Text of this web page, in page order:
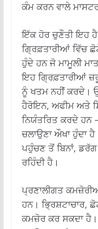
ਕੰਮ ਕਰਨ ਵਾਲੇ
ਇੱਕ ਹੋਰ ਚੁਣੌਤੀ ਇਹ ਹੈ
ਗ੍ਰਿਫ਼ਤਾਰੀਆਂ ਵਿੱਚ
ਹੁੰਦੇ ਹਨ ਜੋ ਮਾਮੂਲੀ
ਇਹ ਗ੍ਰਿਫ਼ਤਾਰੀਆਂ
ਨੂੰ ਖਤਮ ਨਹੀਂ ਕਰਦੇ।
ਹੈਰੋਇਨ, ਅਫੀਮ ਅਤੇ
ਨਿਯੰਤਰਿਤ ਕਰਦੇ ਹਨ
ਚਲਾਉਣਾ ਔਖਾ ਹੁੰਦਾ
ਪਹੁੰਚਣ ਤੋਂ ਬਿਨਾਂ, ਡਰੱਗ
ਰਹਿੰਦੀ ਹੈ।
ਪ੍ਰਣਾਲੀਗਤ
ਹਨ। ਭ੍ਰਿਸ਼ਟਾਚਾਰ,
ਕਮਜ਼ੋਰ ਕਰ ਸਕਦਾ